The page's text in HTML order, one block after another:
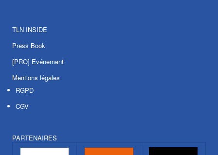
TLN INSIDE
Press Book
[PRO] Evénement
Mentions légales
RGPD
CGV
PARTENAIRES